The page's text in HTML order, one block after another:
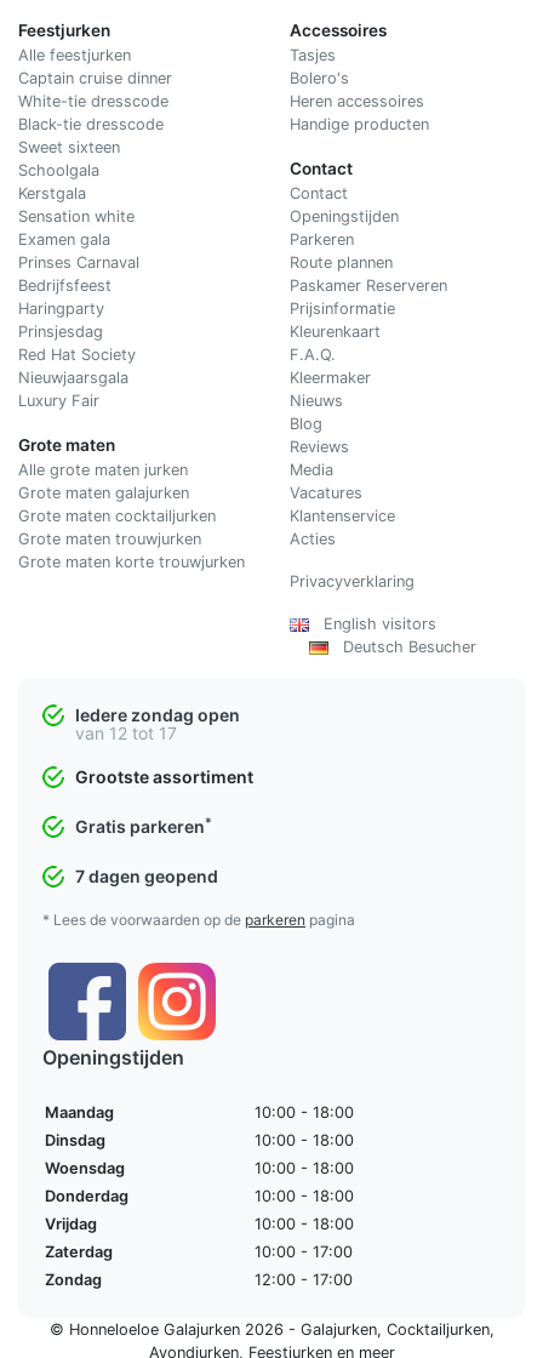
Feestjurken
Alle feestjurken
Captain cruise dinner
White-tie dresscode
Black-tie dresscode
Sweet sixteen
Schoolgala
Kerstgala
Sensation white
Examen gala
Prinses Carnaval
Bedrijfsfeest
Haringparty
Prinsjesdag
Red Hat Society
Nieuwjaarsgala
Luxury Fair
Grote maten
Alle grote maten jurken
Grote maten galajurken
Grote maten cocktailjurken
Grote maten trouwjurken
Grote maten korte trouwjurken
Accessoires
Tasjes
Bolero's
Heren accessoires
Handige producten
Contact
Contact
Openingstijden
Parkeren
Route plannen
Paskamer Reserveren
Prijsinformatie
Kleurenkaart
F.A.Q.
Kleermaker
Nieuws
Blog
Reviews
Media
Vacatures
Klantenservice
Acties
Privacyverklaring
English visitors
Deutsch Besucher
Iedere zondag open
van 12 tot 17
Grootste assortiment
Gratis parkeren*
7 dagen geopend
* Lees de voorwaarden op de parkeren pagina
Openingstijden
Maandag
10:00 - 18:00
Dinsdag
10:00 - 18:00
Woensdag
10:00 - 18:00
Donderdag
10:00 - 18:00
Vrijdag
10:00 - 18:00
Zaterdag
10:00 - 17:00
Zondag
12:00 - 17:00
© Honneloeloe Galajurken 2026 - Galajurken, Cocktailjurken,
Avondjurken, Feestjurkenen meer